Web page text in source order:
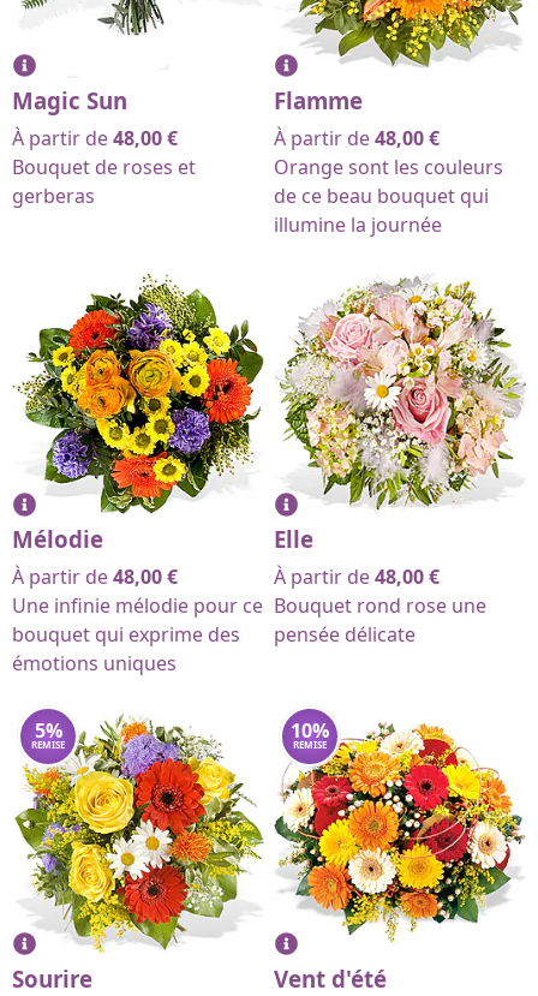
Magic Sun
À partir de48,00€
Bouquet de roses et
gerberas
Flamme
À partir de48,00€
Orange sont les couleurs
de ce beau bouquet qui
illumine la journée
Mélodie
À partir de48,00€
Une infinie mélodie pour ce
bouquet qui exprime des
émotions uniques
Elle
À partir de48,00€
Bouquet rond rose une
pensée délicate
5%
REMISE
Sourire
10%
REMISE
Vent d'été